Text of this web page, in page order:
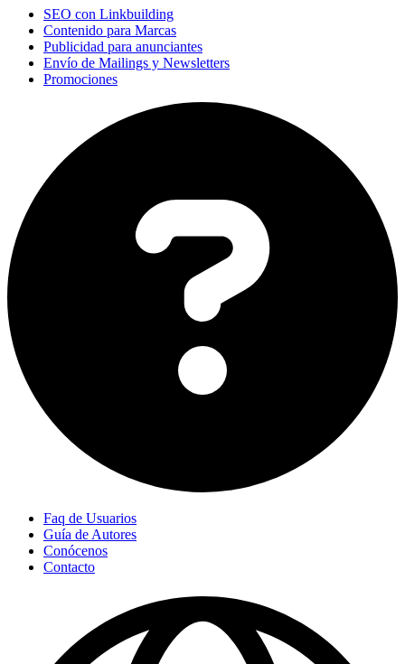
SEO con Linkbuilding
Contenido para Marcas
Publicidad para anunciantes
Envío de Mailings y Newsletters
Promociones
Faq de Usuarios
Guía de Autores
Conócenos
Contacto